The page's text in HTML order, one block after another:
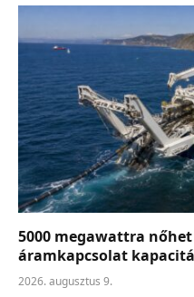
5000 megawattra
áramkapcsolat
2026. augusztus 9.